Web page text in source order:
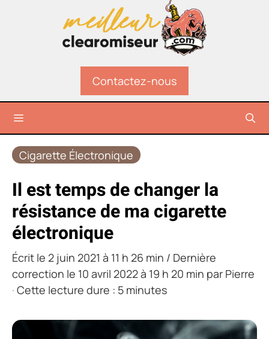
Contactez-nous
Menu
Cigarette Électronique
Il est temps de changer la
résistance de ma cigarette
électronique
Écrit le 2 juin 2021 à 11 h 26 min / Dernière
correction le 10 avril 2022 à 19 h 20 min par Pierre
· Cette lecture dure : 5 minutes